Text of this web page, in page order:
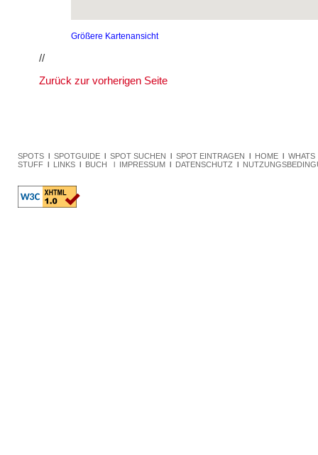
Größere Kartenansicht
//
Zurück zur vorherigen Seite
SPOTS l SPOTGUIDE l SPOT SUCHEN l SPOT EINTRAGEN l HOME l WHATS
STUFF l LINKS l BUCH l IMPRESSUM l DATENSCHUTZ l